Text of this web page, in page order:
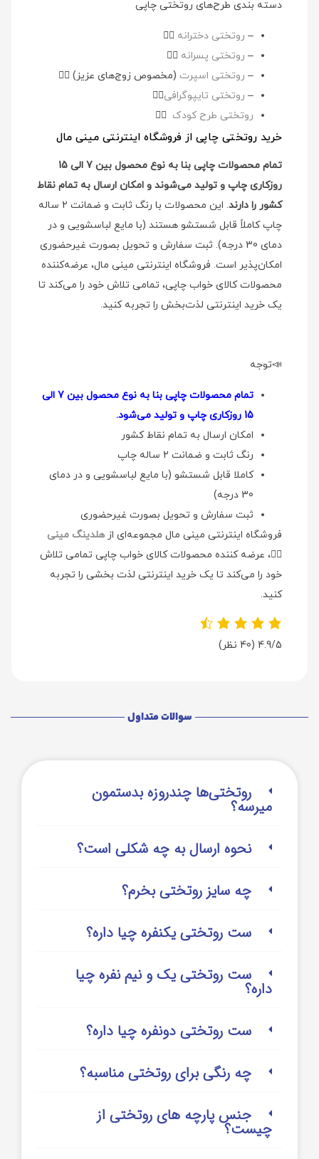
دسته بندی طرح‌های روتختی چاپی
– روتختی دخترانه 👉🏻
– روتختی پسرانه 👉🏻
– روتختی اسپرت (مخصوص زوج‌های عزیز) 👉🏻
– روتختی تایپوگرافی👉🏻
روتختی طرح کودک 👉🏻
خرید روتختی چاپی از فروشگاه اینترنتی مینی مال
تمام محصولات چاپی بنا به نوع محصول بین 7 الی 15
روزکاری چاپ و تولید می‌شوند و امکان ارسال به تمام نقاط
کشور را دارند
. این محصولات با رنگ ثابت و ضمانت 2 ساله
چاپ کاملاً قابل شستشو هستند (با مایع لباسشویی و در
دمای 30 درجه). ثبت سفارش و تحویل بصورت غیرحضوری
امکان‌پذیر است. فروشگاه اینترنتی مینی مال، عرضه‌کننده
محصولات کالای خواب چاپی، تمامی تلاش خود را می‌کند تا
یک خرید اینترنتی لذت‌بخش را تجربه کنید.
📣توجه
تمام محصولات چاپی بنا به نوع محصول بین 7 الی
15 روزکاری چاپ و تولید می‌شود.
امکان ارسال به تمام نقاط کشور
رنگ ثابت و ضمانت 2 ساله چاپ
کاملا قابل شستشو (با مایع لباسشویی و در دمای
30 درجه)
ثبت سفارش و تحویل بصورت غیرحضوری
فروشگاه اینترنتی مینی مال مجموعه‌ای ازهلدینگ مینی
👉🏻، عرضه کننده محصولات کالای خواب چاپی تمامی تلاش
خود را می‌کند تا یک خرید اینترنتی لذت بخشی را تجربه
کنید.
4.9/5 (40 نظر)
سوالات متداول
روتختی‌‌ها چندروزه بدستمون
میرسه؟
نحوه ارسال به چه شکلی است؟
چه سایز روتختی بخرم؟
ست روتختی یکنفره چیا داره؟
ست روتختی یک و نیم نفره چیا
داره؟
ست روتختی دونفره چیا داره؟
چه رنگی برای روتختی مناسبه؟
جنس پارچه های روتختی از
چیست؟